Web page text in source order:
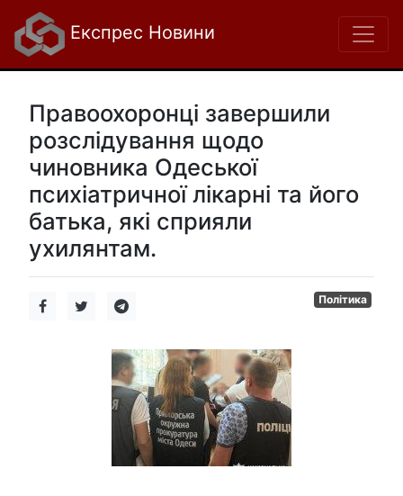
Експрес Новини
Правоохоронці завершили
розслідування щодо
чиновника Одеської
психіатричної лікарні та його
батька, які сприяли
ухилянтам.
Політика